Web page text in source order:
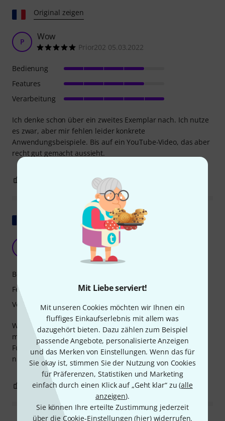
Mit Liebe serviert!
Mit unseren Cookies möchten wir Ihnen ein
fluffiges Einkaufserlebnis mit allem was
dazugehört bieten. Dazu zählen zum Beispiel
passende Angebote, personalisierte Anzeigen
und das Merken von Einstellungen. Wenn das für
Sie okay ist, stimmen Sie der Nutzung von Cookies
für Präferenzen, Statistiken und Marketing
einfach durch einen Klick auf „Geht klar“ zu (alle
anzeigen).
Sie können Ihre erteilte Zustimmung jederzeit
über die Cookie-Einstellungen (hier) widerrufen.
Original zeigen
P Wow
Prior202 05.03.2022
Ich denke schon über ein zweites Exemplar nach. Ich nutze
es zwar, aber mir fehlen leider konkrete
Anwendungsbeispiele. Bis auf ein YouTube-Video, das aber
recht gut gemacht aussieht.
Bedienung
Features
Verarbeitung
BEWERTUNG MELDEN
Original zeigen
Es lebe Belgien für diese Qualitätsmodule!
THC2603 30.04.2026
Wunderschön, hochwertig verarbeitet und vollständig. Ich
muss es allerdings noch gründlich erkunden, um alle
Funktionen vollständig zu verstehen und alle Vorteile
nutzen zu können.
Bedienung
Features
Verarbeitung
0 BEWERTUNG MELDEN